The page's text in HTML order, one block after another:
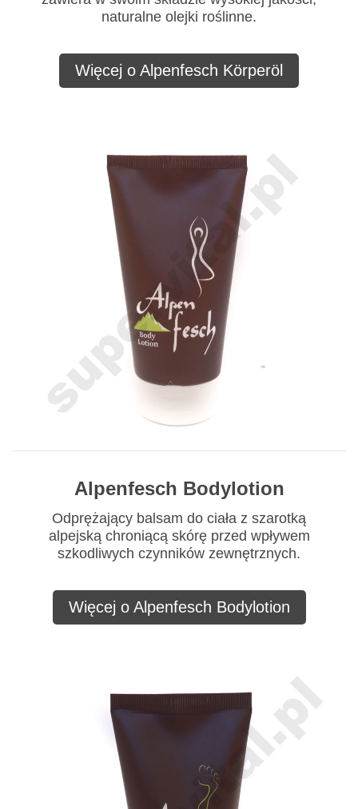
naturalne olejki roślinne.
Więcej o Alpenfesch Körperöl
Alpenfesch Bodylotion
Odprężający balsam do ciała z szarotką
alpejską chroniącą skórę przed wpływem
szkodliwych czynników zewnętrznych.
Więcej o Alpenfesch Bodylotion